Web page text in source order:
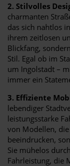
2. Stilvolles
charmanten
das sich nahtlos
ihrem zeitlosen
Blickfang,
Stil. Egal ob im
um Ingolstadt –
immer ein
3. Effiziente
lebendiger
leistungsstarke
von Modellen,
beeindrucken,
Sie mühelos
Fahrleistung, die